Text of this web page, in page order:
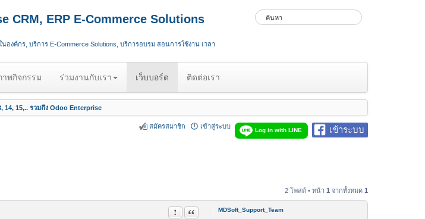
CRM, ERP E-Commerce Solutions
งค์กร, บริการ E-Commerce Solutions, บริการอบรม สอนการใช้งาน เวลา
าพกิจกรรม ร่วมงานกับเรา เว็บบอร์ด ติดต่อเรา
14, 15,.. รวมถึง Odoo Enterprise
เข้าระบบ
Log in with LINE
เข้าสู่ระบบ
สมัครสมาชิก
2 โพสต์ • หน้า 1 จากทั้งหมด 1
MDSoft_Support_Team
รายงานในข้อความ
อ้างคำพูด